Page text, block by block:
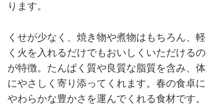
ります。
くせが少なく、焼き物や煮物はもちろん、軽
く火を入れるだけでもおいしくいただけるの
が特徴。たんぱく質や良質な脂質を含み、体
にやさしく寄り添ってくれます。春の食卓に
やわらかな豊かさを運んでくれる食材です。